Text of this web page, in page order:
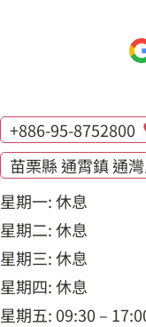
+886-95-8752800
苗栗縣 通霄鎮 通
星期一: 休息
星期二: 休息
星期三: 休息
星期四: 休息
星期五: 09:30 –